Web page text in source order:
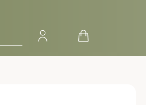
Přihlášení Nákupní